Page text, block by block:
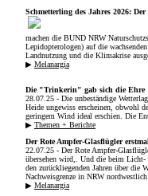
Schmetterling des Jahres 2026:
machen die BUND NRW
Lepidopterologen) auf die
Landnutzung und die Klimakrise
▶ Melanargia
Die "Trinkerin" gab sich die Ehre
28.07.25 - Die unbeständige
Heide ungewiss erscheinen, obwohl
geringem Wind ideal erschien. Die
▶ Themen + Berichte
Der Rote Ampfer-Glasflügler
22.07.25 - Der Rote Ampfer-
übersehen wird,. Und die beim
den zurückliegenden Jahren über die
Nachweisgrenze in NRW
▶ Melanargia